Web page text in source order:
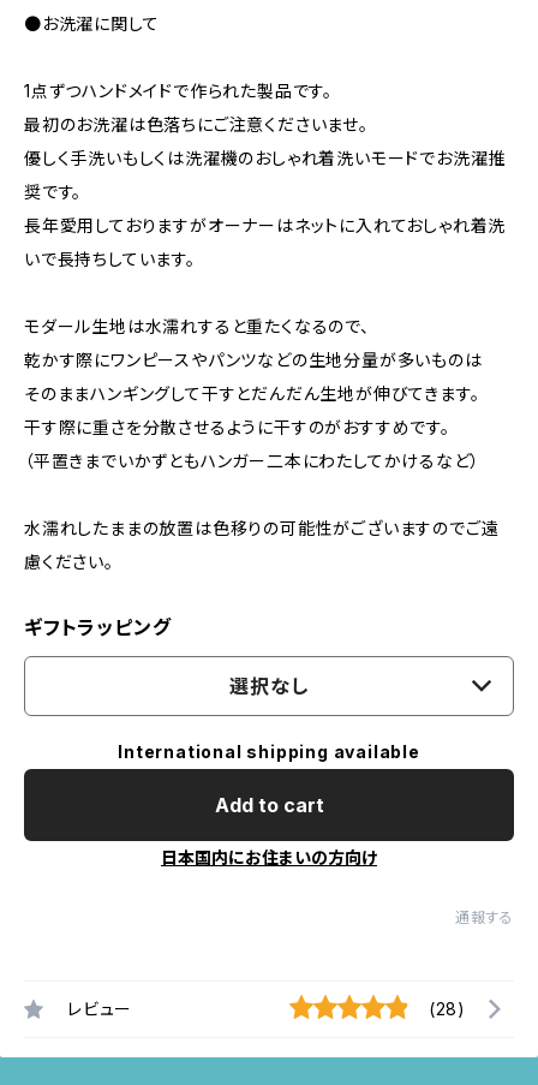
●お洗濯に関して
1点ずつハンドメイドで作られた製品です。
最初のお洗濯は色落ちにご注意くださいませ。
優しく手洗いもしくは洗濯機のおしゃれ着洗いモードでお洗濯推
奨です。
長年愛用しておりますがオーナーはネットに入れておしゃれ着洗
いで長持ちしています。
モダール生地は水濡れすると重たくなるので、
乾かす際にワンピースやパンツなどの生地分量が多いものは
そのままハンギングして干すとだんだん生地が伸びてきます。
干す際に重さを分散させるように干すのがおすすめです。
（平置きまでいかずともハンガー二本にわたしてかけるなど）
水濡れしたままの放置は色移りの可能性がございますのでご遠
慮ください。
ギフトラッピング
選択なし
International shipping available
Add to cart
日本国内にお住まいの方向け
通報する
レビュー (28)